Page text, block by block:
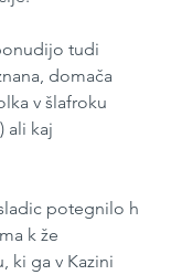
tudi
domača
v šlafroku
ali kaj
potegnilo h
k že
ki ga v Kazini